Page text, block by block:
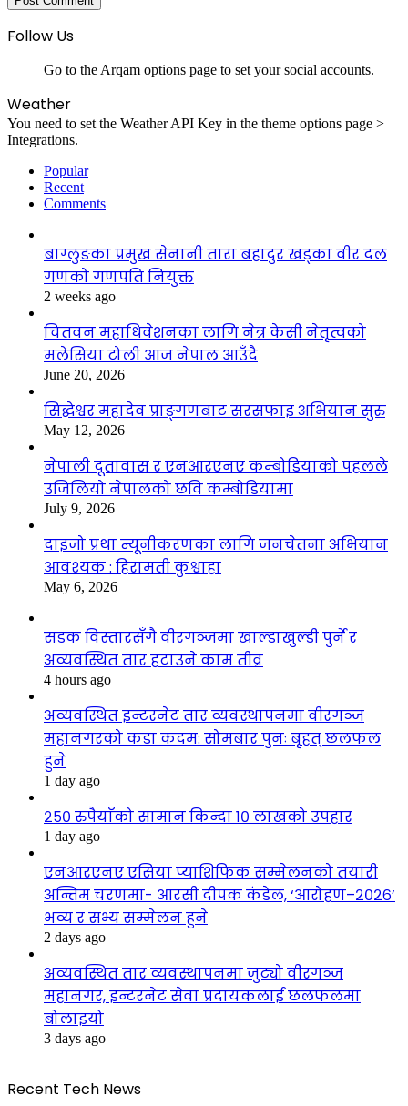
Follow Us
Go to the Arqam options page to set your social accounts.
Weather
You need to set the Weather API Key in the theme options page >
Integrations.
Popular
Recent
Comments
बाग्लुङका प्रमुख सेनानी तारा बहादुर खड्का वीर दल
गणको गणपति नियुक्त
2 weeks ago
चितवन महाधिवेशनका लागि नेत्र केसी नेतृत्वको
मलेसिया टोली आज नेपाल आउँदै
June 20, 2026
सिद्धेश्वर महादेव प्राङ्गणबाट सरसफाइ अभियान सुरु
May 12, 2026
नेपाली दूतावास र एनआरएनए कम्बोडियाको पहलले
उजिलियो नेपालको छवि कम्बोडियामा
July 9, 2026
दाइजो प्रथा न्यूनीकरणका लागि जनचेतना अभियान
आवश्यक : हिरामती कुश्वाहा
May 6, 2026
सडक विस्तारसँगै वीरगञ्जमा खाल्डाखुल्डी पुर्ने र
अव्यवस्थित तार हटाउने काम तीव्र
4 hours ago
अव्यवस्थित इन्टरनेट तार व्यवस्थापनमा वीरगञ्ज
महानगरको कडा कदम: सोमबार पुनः बृहत् छलफल
हुने
1 day ago
२५० रुपैयाँको सामान किन्दा १० लाखको उपहार
1 day ago
एनआरएनए एसिया प्याशिफिक सम्मेलनको तयारी
अन्तिम चरणमा- आरसी दीपक कंडेल, ‘आरोहण–२०२६’
भव्य र सभ्य सम्मेलन हुने
2 days ago
अव्यवस्थित तार व्यवस्थापनमा जुट्यो वीरगञ्ज
महानगर, इन्टरनेट सेवा प्रदायकलाई छलफलमा
बोलाइयो
3 days ago
Recent Tech News